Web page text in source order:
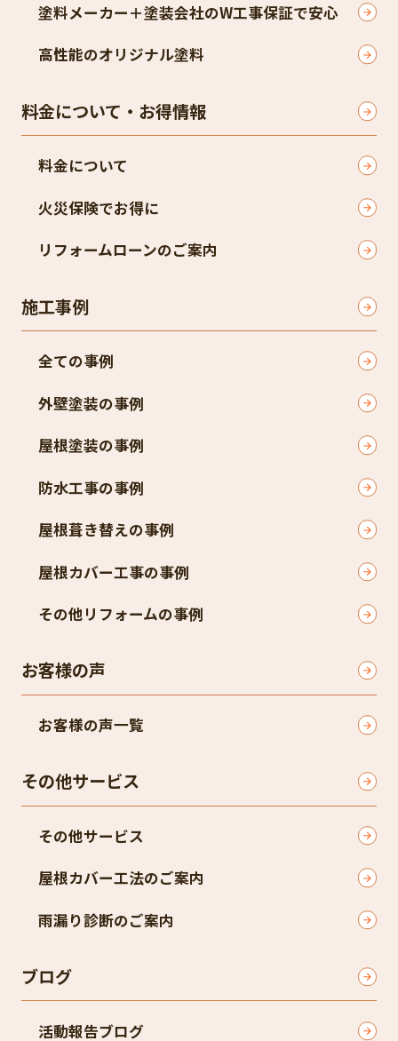
塗料メーカー＋塗装会社のW工事保証で安心
高性能のオリジナル塗料
料金について・お得情報
料金について
火災保険でお得に
リフォームローンのご案内
施工事例
全ての事例
外壁塗装の事例
屋根塗装の事例
防水工事の事例
屋根葺き替えの事例
屋根カバー工事の事例
その他リフォームの事例
お客様の声
お客様の声一覧
その他サービス
その他サービス
屋根カバー工法のご案内
雨漏り診断のご案内
ブログ
活動報告ブログ